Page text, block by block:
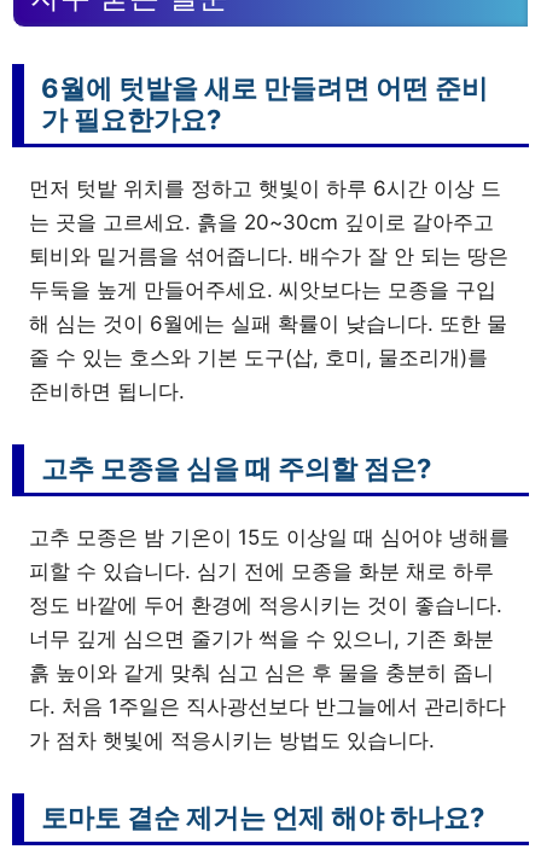
6월에 텃밭을 새로 만들려면 어떤 준비
가 필요한가요?
먼저 텃밭 위치를 정하고 햇빛이 하루 6시간 이상 드
는 곳을 고르세요. 흙을 20~30cm 깊이로 갈아주고
퇴비와 밑거름을 섞어줍니다. 배수가 잘 안 되는 땅은
두둑을 높게 만들어주세요. 씨앗보다는 모종을 구입
해 심는 것이 6월에는 실패 확률이 낮습니다. 또한 물
줄 수 있는 호스와 기본 도구(삽, 호미, 물조리개)를
준비하면 됩니다.
고추 모종을 심을 때 주의할 점은?
고추 모종은 밤 기온이 15도 이상일 때 심어야 냉해를
피할 수 있습니다. 심기 전에 모종을 화분 채로 하루
정도 바깥에 두어 환경에 적응시키는 것이 좋습니다.
너무 깊게 심으면 줄기가 썩을 수 있으니, 기존 화분
흙 높이와 같게 맞춰 심고 심은 후 물을 충분히 줍니
다. 처음 1주일은 직사광선보다 반그늘에서 관리하다
가 점차 햇빛에 적응시키는 방법도 있습니다.
토마토 곁순 제거는 언제 해야 하나요?